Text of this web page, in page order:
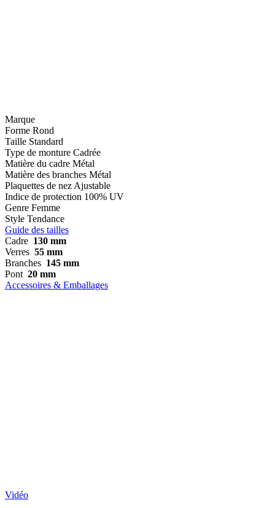
Marque
Forme Rond
Taille Standard
Type de monture Cadrée
Matière du cadre Métal
Matière des branches Métal
Plaquettes de nez Ajustable
Indice de protection 100% UV
Genre Femme
Style Tendance
Guide des tailles
Cadre 130 mm
Verres 55 mm
Branches 145 mm
Pont 20 mm
Accessoires & Emballages
Vidéo